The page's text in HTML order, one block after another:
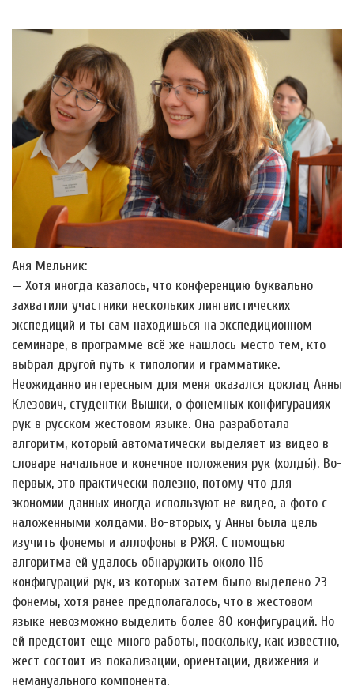
Аня Мельник:
— Хотя иногда казалось, что конференцию буквально
захватили участники нескольких лингвистических
экспедиций и ты сам находишься на экспедиционном
семинаре, в программе всё же нашлось место тем, кто
выбрал другой путь к типологии и грамматике.
Неожиданно интересным для меня оказался доклад Анны
Клезович, студентки Вышки, о фонемных конфигурациях
рук в русском жестовом языке. Она разработала
алгоритм, который автоматически выделяет из видео в
словаре начальное и конечное положения рук (холды́). Во-
первых, это практически полезно, потому что для
экономии данных иногда используют не видео, а фото с
наложенными холдами. Во-вторых, у Анны была цель
изучить фонемы и аллофоны в РЖЯ. С помощью
алгоритма ей удалось обнаружить около 116
конфигураций рук, из которых затем было выделено 23
фонемы, хотя ранее предполагалось, что в жестовом
языке невозможно выделить более 80 конфигураций. Но
ей предстоит еще много работы, поскольку, как известно,
жест состоит из локализации, ориентации, движения и
немануального компонента.